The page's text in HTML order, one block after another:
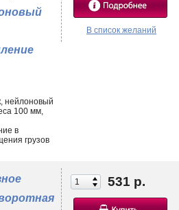
В список желаний
нейлоновый
100 мм,
в
грузов
531 р.